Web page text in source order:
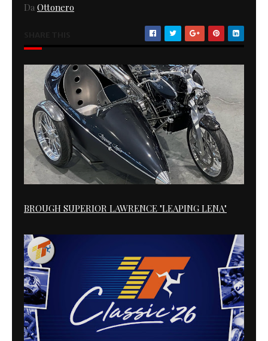
Da Ottonero
BROUGH SUPERIOR LAWRENCE "LEAPING LENA"